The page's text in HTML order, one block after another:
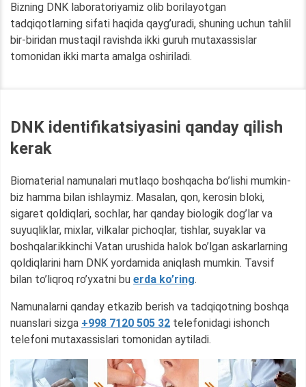
Bizning DNK laboratoriyamiz olib borilayotgan
tadqiqotlarning sifati haqida qayg’uradi, shuning uchun tahlil
bir-biridan mustaqil ravishda ikki guruh mutaxassislar
tomonidan ikki marta amalga oshiriladi.
DNK identifikatsiyasini qanday qilish
kerak
Biomaterial namunalari mutlaqo boshqacha bo’lishi mumkin-
biz hamma bilan ishlaymiz. Masalan, qon, kerosin bloki,
sigaret qoldiqlari, sochlar, har qanday biologik dog’lar va
suyuqliklar, mixlar, vilkalar pichoqlar, tishlar, suyaklar va
boshqalar.ikkinchi Vatan urushida halok bo’lgan askarlarning
qoldiqlarini ham DNK yordamida aniqlash mumkin. Tavsif
bilan to’liqroq ro’yxatni bu erda ko’ring.
Namunalarni qanday etkazib berish va tadqiqotning boshqa
nuanslari sizga +998 7120 505 32 telefonidagi ishonch
telefoni mutaxassislari tomonidan aytiladi.